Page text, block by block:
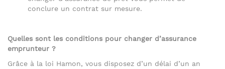
conclure un contrat sur mesure.
Quelles sont les conditions pour changer d’assurance
emprunteur ?
Grâce à la loi Hamon, vous disposez d’un délai d’un an